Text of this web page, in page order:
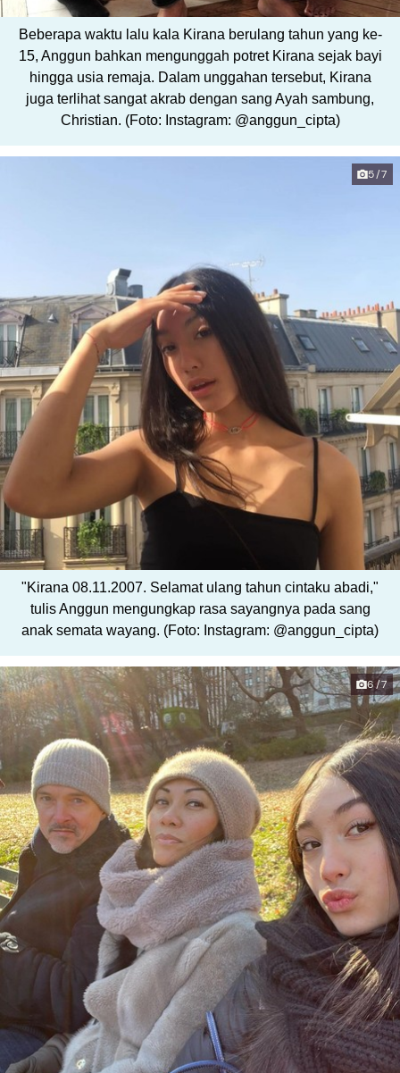
Beberapa waktu lalu kala Kirana berulang tahun yang ke-
15, Anggun bahkan mengunggah potret Kirana sejak bayi
hingga usia remaja. Dalam unggahan tersebut, Kirana
juga terlihat sangat akrab dengan sang Ayah sambung,
Christian. (Foto: Instagram: @anggun_cipta)
5/7
"Kirana 08.11.2007. Selamat ulang tahun cintaku abadi,"
tulis Anggun mengungkap rasa sayangnya pada sang
anak semata wayang. (Foto: Instagram: @anggun_cipta)
6/7